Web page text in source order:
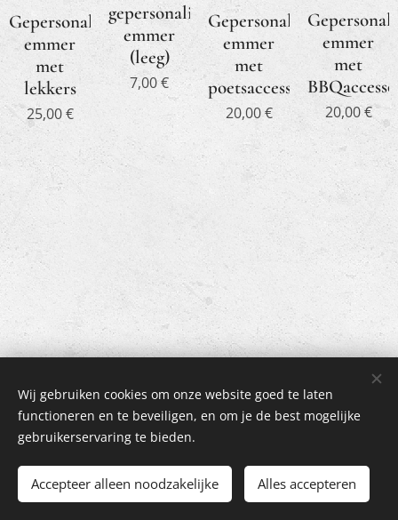
Gepersonaliseerde
emmer
met
lekkers
25,00€
gepersonaliseerde
emmer
(leeg)
7,00€
Gepersonaliseerde
emmer
met
poetsaccessoires
20,00€
emmer
met
20,00€
Mogelijk gemaakt doorWebnode Cookies
Wij gebruiken cookies om onze website goed te laten
functioneren en te beveiligen, en om je de best mogelijke
gebruikerservaring te bieden.
Accepteer alleen noodzakelijke Alles accepteren